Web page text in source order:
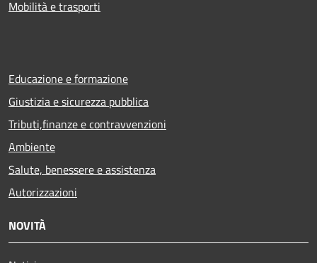
Mobilità e trasporti
Educazione e formazione
Giustizia e sicurezza pubblica
Tributi,finanze e contravvenzioni
Ambiente
Salute, benessere e assistenza
Autorizzazioni
NOVITÀ